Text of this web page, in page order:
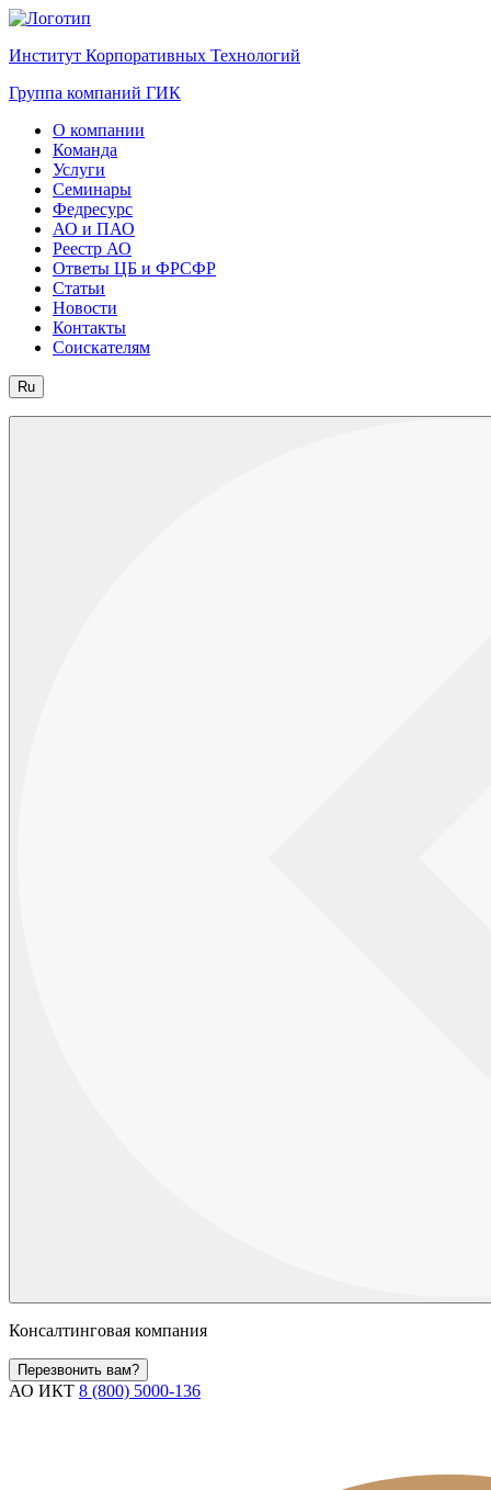
Институт Корпоративных Технологий
Группа компаний ГИК
О компании
Команда
Услуги
Семинары
Федресурс
АО и ПАО
Реестр АО
Ответы ЦБ и ФРСФР
Статьи
Новости
Контакты
Соискателям
Ru
Консалтинговая компания
Перезвонить вам?
АО ИКТ 8 (800) 5000-136